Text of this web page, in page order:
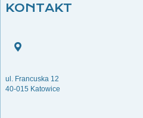
KONTAKT
ul. Francuska 12
40-015 Katowice